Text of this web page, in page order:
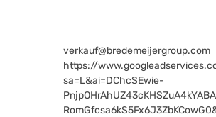
verkauf@bredemeijergroup.com
https://
sa=L&ai=DChcSEwie-